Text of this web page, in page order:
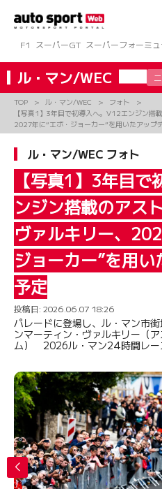
ツ
へ
ス
キ
F1 スーパーGT スーパーフォーミュ
ル・マン/WEC
TOP ル・マン/WEC
フォト
【写真1】3年目で初導入へ。V12エンジン搭
2027年に“エボ・ジョーカー”を用いたアップ
ル・マン/WEC フォト
【写真1】3年目
ンジン搭載のアス
ヴァルキリー、
ジョーカー”を用
予定
投稿日: 2026.06.07 18:26
パレードに登場し、ル・マン市
ンマーティン・ヴァルキリー（
ム） 2026ル・マン24時間レー